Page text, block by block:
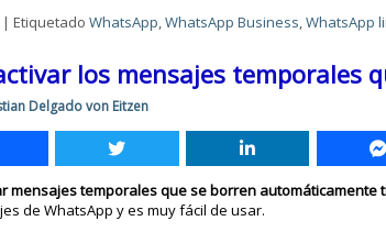
|Etiquetado WhatsApp,WhatsApp Business,WhatsApp
los mensajes temporales
Delgado von Eitzen
mensajes temporales que se borren automáticamente
de WhatsApp y es muy fácil de usar.